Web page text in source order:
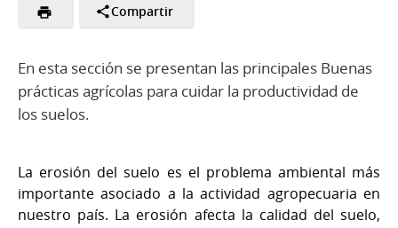
Compartir
En esta sección se presentan las principales Buenas
prácticas agrícolas para cuidar la productividad de
los suelos.
La erosión del suelo es el problema ambiental más
importante asociado a la actividad agropecuaria en
nuestro país. La erosión afecta la calidad del suelo,